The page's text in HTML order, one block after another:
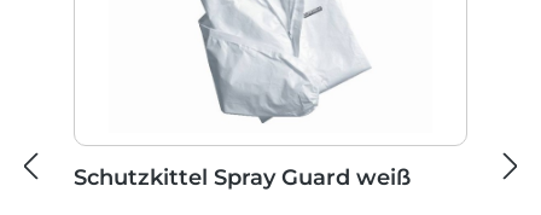
Schutzkittel Spray Guard weiß